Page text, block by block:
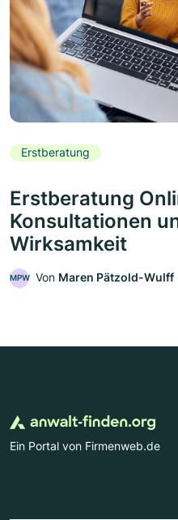
Erstberatung
Erstberatung
Konsultationen
Wirksamkeit
MPW Von Maren Pätzold-Wulff
Ein Portal von Firmenweb.de